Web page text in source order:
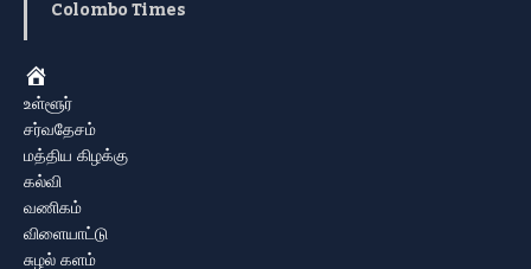
Colombo Times
உள்ளூர்
சர்வதேசம்
மத்திய கிழக்கு
கல்வி
வணிகம்
விளையாட்டு
சுழல் களம்